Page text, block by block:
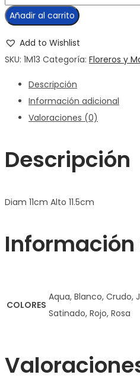
Portautensilio
cantidad
Añadir al carrito
Add to Wishlist
SKU: 1M13 Categoría: Floreros y
Descripción
Información adicional
Valoraciones (0)
Descripción
Diam 11cm Alto 11.5cm
COLORES
Aqua, Blanco, Crudo,
Satinado, Rojo, Rosa